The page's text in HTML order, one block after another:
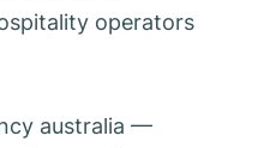
operators
australia —